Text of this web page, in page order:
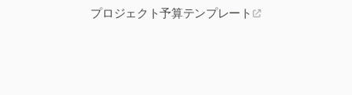
プロジェクト予算テンプレート